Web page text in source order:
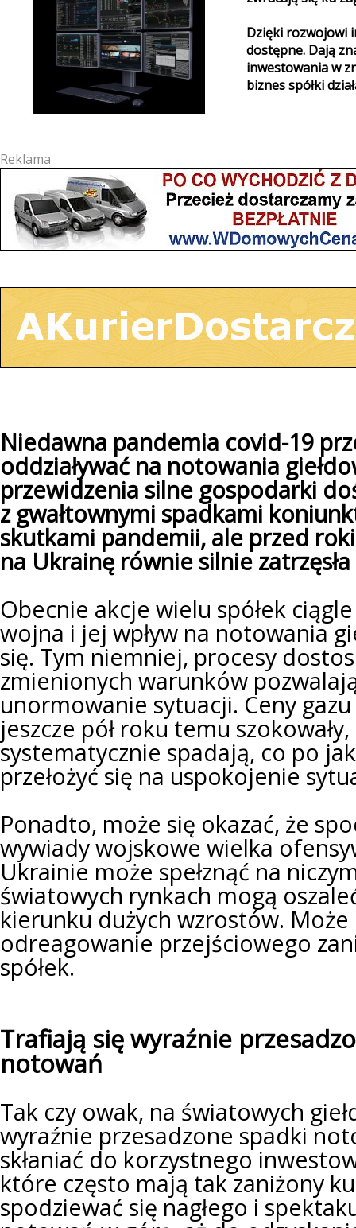
Dzięki rozwojowi
dostępne. Dają
inwestowania w
biznes spółki
Reklama
Niedawna pandemia covid-19
oddziaływać na notowania
przewidzenia silne gospodarki
z gwałtownymi spadkami
skutkami pandemii, ale przed
na Ukrainę równie silnie
Obecnie akcje wielu spółek
wojna i jej wpływ na notowania
się. Tym niemniej, procesy
zmienionych warunków
unormowanie sytuacji. Ceny
jeszcze pół roku temu
systematycznie spadają, co po
przełożyć się na uspokojenie
Ponadto, może się okazać, że
wywiady wojskowe wielka
Ukrainie może spełznąć na
światowych rynkach mogą
kierunku dużych wzrostów.
odreagowanie przejściowego
spółek.
Trafiają się wyraźnie
notowań
Tak czy owak, na światowych
wyraźnie przesadzone spadki
skłaniać do korzystnego
które często mają tak zaniżony
spodziewać się nagłego i